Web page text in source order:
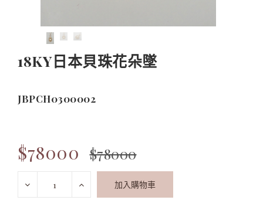
18KY日本貝珠花朵墜
JBPCH0300002
$78000 $78000
加入購物車